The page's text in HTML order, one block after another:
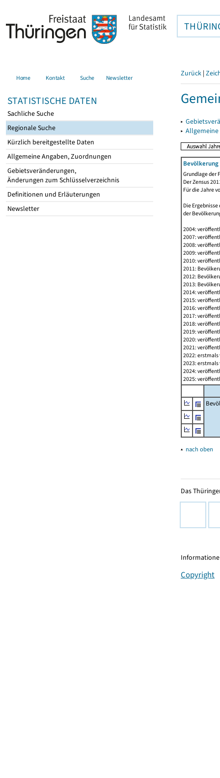
Home Kontakt Suche Newsletter
STATISTISCHE DATEN
Sachliche Suche
Regionale Suche
Kürzlich bereitgestellte Daten
Allgemeine Angaben, Zuordnungen
Gebietsveränderungen,
Änderungen zum Schlüsselverzeichnis
Definitionen und Erläuterungen
Newsletter
Zurück |
▸
▸
Grundlage der
Der Zensus
Für die Jahre
Die
der
2004:
2007:
2008:
2009:
2010:
2011:
2012:
2013:
2014:
2015:
2016:
2017:
2018:
2019:
2020:
2021:
2022:
2023:
2024:
2025:
▴ nach oben
Das
Copyright